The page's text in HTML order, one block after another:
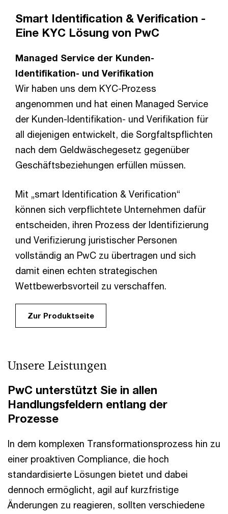
Smart Identification & Verification -
Eine KYC Lösung von PwC
Managed Service der Kunden-
Identifikation- und Verifikation
Wir haben uns dem KYC-Prozess
angenommen und hat einen Managed Service
der Kunden-Identifikation- und Verifikation für
all diejenigen entwickelt, die Sorgfaltspflichten
nach dem Geldwäschegesetz gegenüber
Geschäftsbeziehungen erfüllen müssen.
Mit „smart Identification & Verification“
können sich verpflichtete Unternehmen dafür
entscheiden, ihren Prozess der Identifizierung
und Verifizierung juristischer Personen
vollständig an PwC zu übertragen und sich
damit einen echten strategischen
Wettbewerbsvorteil zu verschaffen.
Zur Produktseite
Unsere Leistungen
PwC unterstützt Sie in allen
Handlungsfeldern entlang der
Prozesse
In dem komplexen Transformationsprozess hin zu
einer proaktiven Compliance, die hoch
standardisierte Lösungen bietet und dabei
dennoch ermöglicht, agil auf kurzfristige
Änderungen zu reagieren, sollten verschiedene